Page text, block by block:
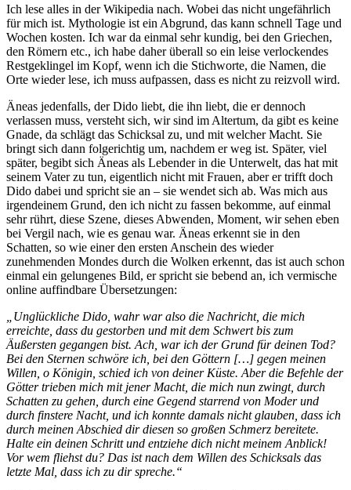
Ich lese alles in der Wikipedia nach. Wobei das nicht ungefährlich
für mich ist. Mythologie ist ein Abgrund, das kann schnell Tage und
Wochen kosten. Ich war da einmal sehr kundig, bei den Griechen,
den Römern etc., ich habe daher überall so ein leise verlockendes
Restgeklingel im Kopf, wenn ich die Stichworte, die Namen, die
Orte wieder lese, ich muss aufpassen, dass es nicht zu reizvoll wird.
Äneas jedenfalls, der Dido liebt, die ihn liebt, die er dennoch
verlassen muss, versteht sich, wir sind im Altertum, da gibt es keine
Gnade, da schlägt das Schicksal zu, und mit welcher Macht. Sie
bringt sich dann folgerichtig um, nachdem er weg ist. Später, viel
später, begibt sich Äneas als Lebender in die Unterwelt, das hat mit
seinem Vater zu tun, eigentlich nicht mit Frauen, aber er trifft doch
Dido dabei und spricht sie an – sie wendet sich ab. Was mich aus
irgendeinem Grund, den ich nicht zu fassen bekomme, auf einmal
sehr rührt, diese Szene, dieses Abwenden, Moment, wir sehen eben
bei Vergil nach, wie es genau war. Äneas erkennt sie in den
Schatten, so wie einer den ersten Anschein des wieder
zunehmenden Mondes durch die Wolken erkennt, das ist auch schon
einmal ein gelungenes Bild, er spricht sie bebend an, ich vermische
online auffindbare Übersetzungen:
„Unglückliche Dido, wahr war also die Nachricht, die mich
erreichte, dass du gestorben und mit dem Schwert bis zum
Äußersten gegangen bist. Ach, war ich der Grund für deinen Tod?
Bei den Sternen schwöre ich, bei den Göttern […] gegen meinen
Willen, o Königin, schied ich von deiner Küste. Aber die Befehle der
Götter trieben mich mit jener Macht, die mich nun zwingt, durch
Schatten zu gehen, durch eine Gegend starrend von Moder und
durch finstere Nacht, und ich konnte damals nicht glauben, dass ich
durch meinen Abschied dir diesen so großen Schmerz bereitete.
Halte ein deinen Schritt und entziehe dich nicht meinem Anblick!
Vor wem fliehst du? Das ist nach dem Willen des Schicksals das
letzte Mal, dass ich zu dir spreche.“